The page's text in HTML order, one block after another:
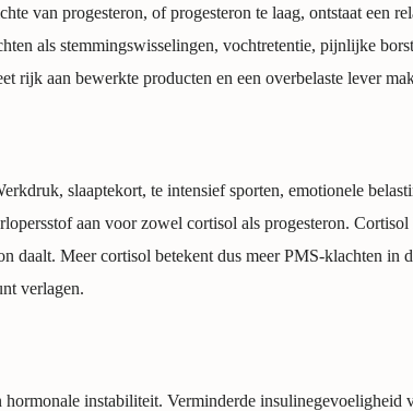
van progesteron, of progesteron te laag, ontstaat een
als stemmingswisselingen, vochtretentie, pijnlijke
rijk aan bewerkte producten en een overbelaste lever
slaaptekort, te intensief sporten, emotionele
aan voor zowel cortisol als progesteron.
daalt. Meer cortisol betekent dus meer PMS-klachten in
verlagen.
instabiliteit. Verminderde insulinegevoeligheid